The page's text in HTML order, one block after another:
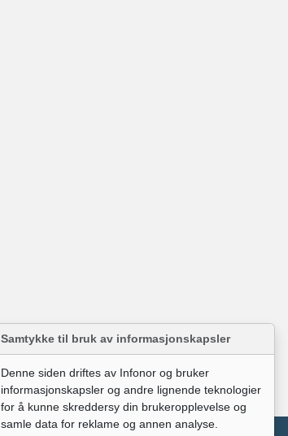
Samtykke til bruk av informasjonskapsler
Denne siden driftes av Infonor og bruker
informasjonskapsler og andre lignende teknologier
for å kunne skreddersy din brukeropplevelse og
samle data for reklame og annen analyse.